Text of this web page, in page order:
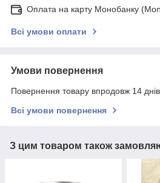
Оплата на карту Монобанку
Всі умови оплати
Умови повернення
Повернення товару впродовж 14
Всі умови повернення
З цим товаром також